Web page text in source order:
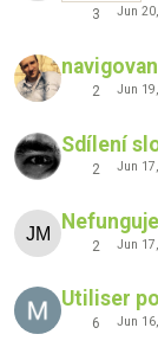
3 Jun
2 Jun
Sdílení
2 Jun
2 Jun
Utiliser
6 Jun